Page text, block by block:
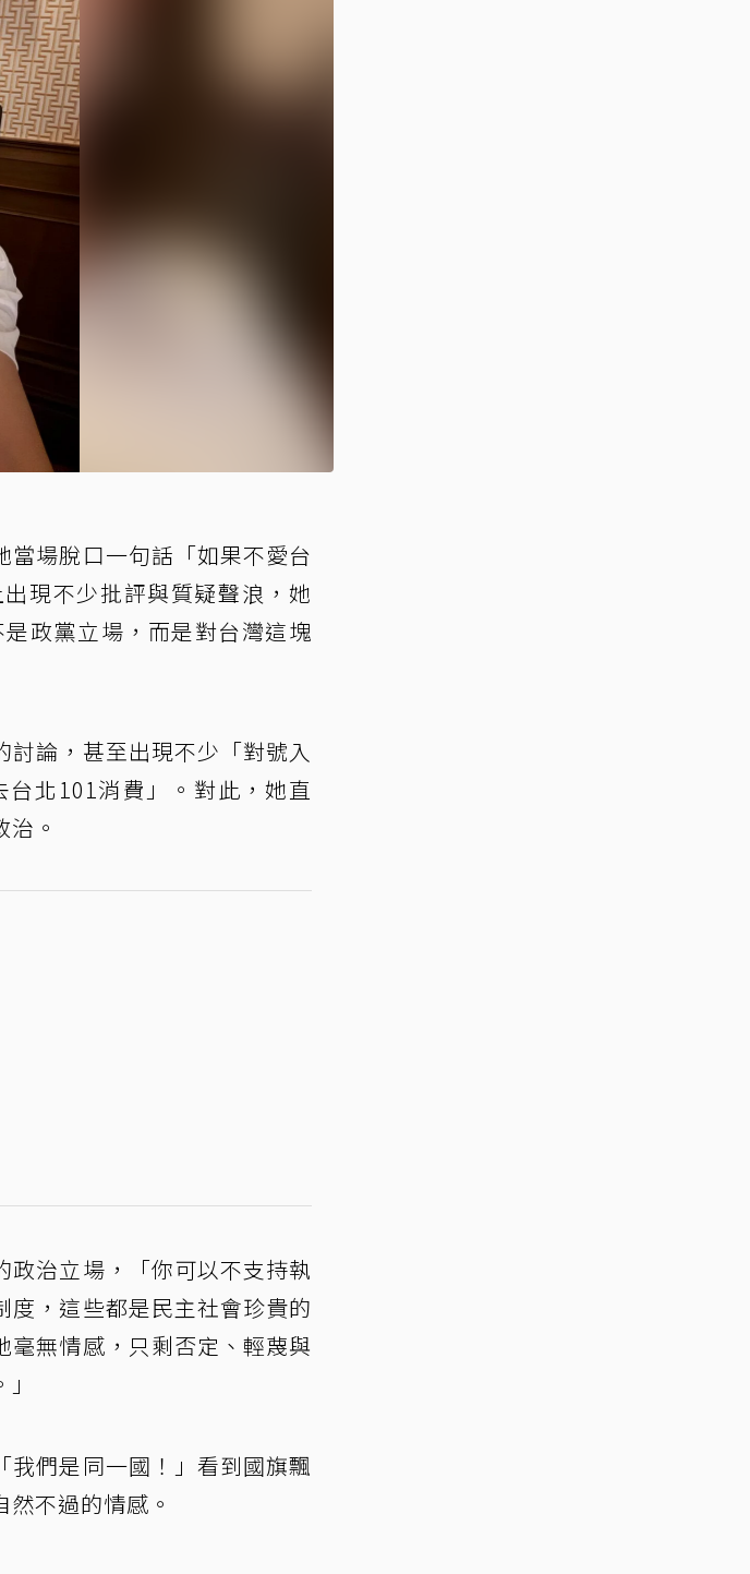
當場脫口一句話「如果不愛台
現不少批評與質疑聲浪，她
政黨立場，而是對台灣這塊
論，甚至出現不少「對號入
北101消費」。對此，她直
。
治立場，「你可以不支持執
，這些都是民主社會珍貴的
無情感，只剩否定、輕蔑與
們是同一國！」看到國旗飄
不過的情感。